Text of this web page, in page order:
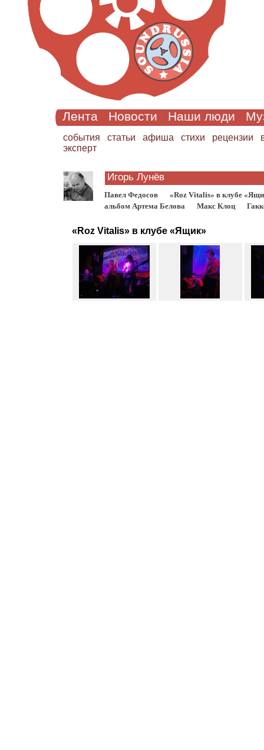
Лента Новости Наши люди
cобытия статьи афиша стихи рецензии
эксперт
Игорь Лунёв
Павел Федосов
«Roz Vitalis» в клубе
альбом Артема Белова
Макс Клоц
«Roz Vitalis» в клубе «Ящик»